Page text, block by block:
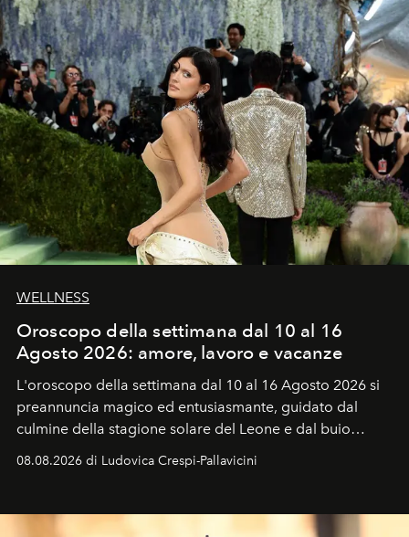
WELLNESS
Oroscopo della settimana dal 10 al 16
Agosto 2026: amore, lavoro e vacanze
L'oroscopo della settimana dal 10 al 16 Agosto 2026 si
preannuncia magico ed entusiasmante, guidato dal
culmine della stagione solare del Leone e dal buio
favorevole della Luna nuova in Leone del 12 agosto,
ideale per la notte delle Perseidi.
08.08.2026 di Ludovica Crespi-Pallavicini